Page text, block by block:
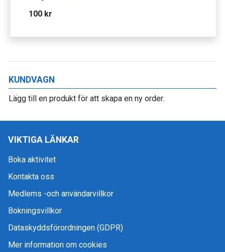
KUNDVAGN
Lägg till en produkt för att skapa en ny order.
100 kr
VIKTIGA LÄNKAR
Boka aktivitet
Kontakta oss
Medlems -och användarvillkor
Bokningsvillkor
Dataskyddsförordningen (GDPR)
Mer information om cookies